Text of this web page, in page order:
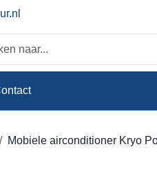
Mobiele airconditioner Kryo